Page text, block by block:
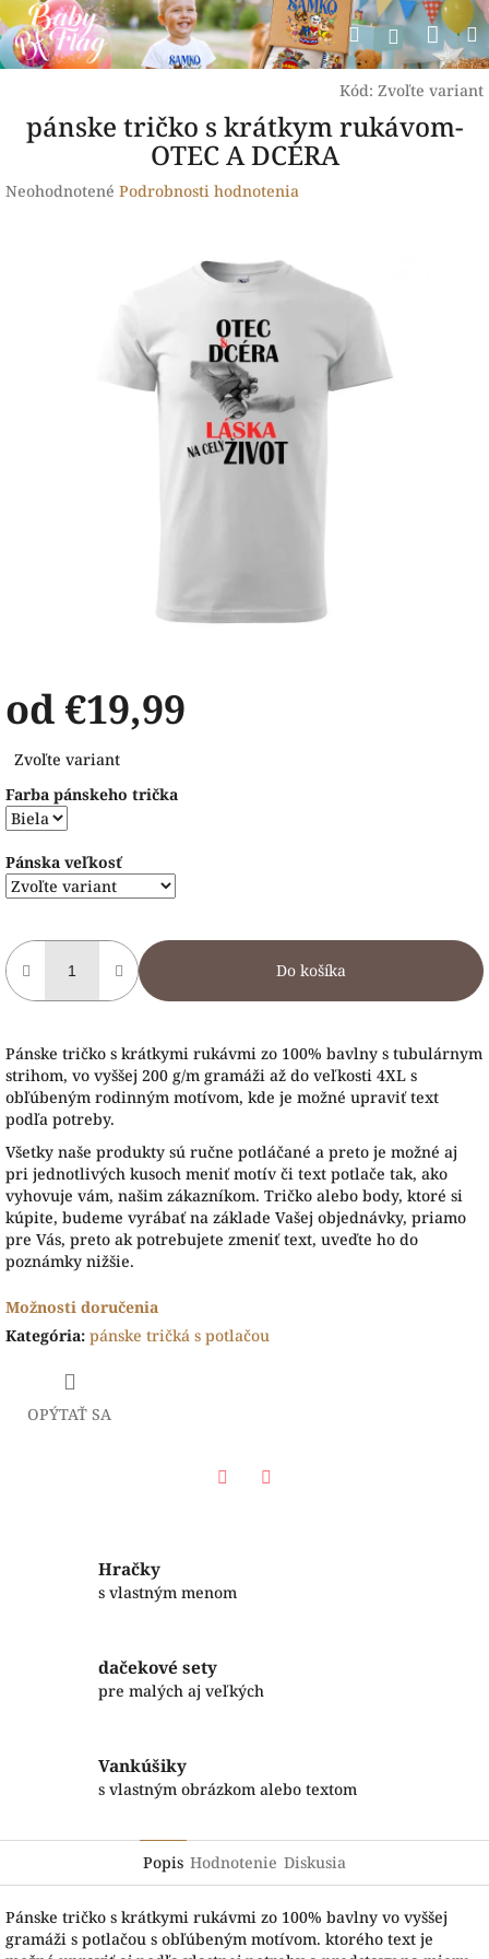
Prejsť
na
obsah
Hľadať
Kód: Zvoľte variant
pánske tričko s krátkym rukávom-
OTEC A DCÉRA
Priemerné
Neohodnotené Podrobnosti hodnotenia
od €19,99
cena:
Zvoľte variant
Farba pánskeho trička
Pánska veľkosť
Do košíka
Pánske tričko s krátkymi rukávmi zo 100% bavlny s tubulárnym
strihom, vo vyššej 200 g/m gramáži až do veľkosti 4XL s
obľúbeným rodinným motívom, kde je možné upraviť text
podľa potreby.
Všetky naše produkty sú ručne potláčané a preto je možné aj
pri jednotlivých kusoch meniť motív či text potlače tak, ako
vyhovuje vám, našim zákazníkom. Tričko alebo body, ktoré si
kúpite, budeme vyrábať na základe Vašej objednávky, priamo
pre Vás, preto ak potrebujete zmeniť text, uveďte ho do
poznámky nižšie.
Možnosti doručenia
Kategória: pánske tričká s potlačou
OPÝTAŤ SA
Hračky
s vlastným menom
dačekové sety
pre malých aj veľkých
Vankúšiky
s vlastným obrázkom alebo textom
Popis Hodnotenie Diskusia
Pánske tričko s krátkymi rukávmi zo 100% bavlny vo vyššej
gramáži s potlačou s obľúbeným motívom. ktorého text je